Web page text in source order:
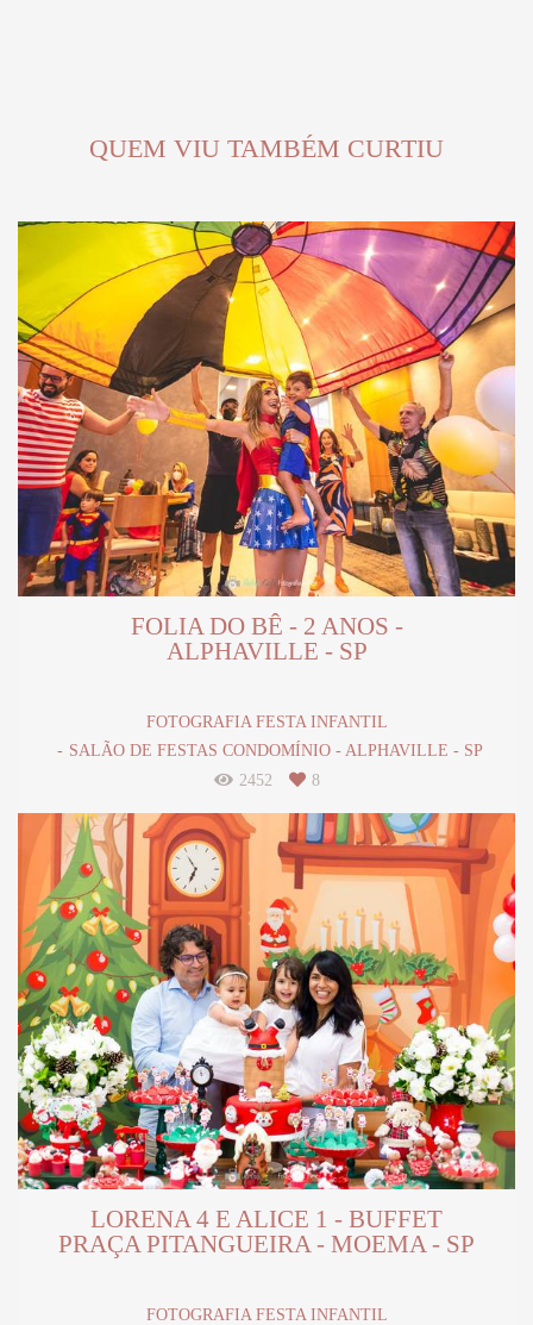
QUEM VIU TAMBÉM CURTIU
FOLIA DO BÊ - 2 ANOS -
ALPHAVILLE - SP
FOTOGRAFIA FESTA INFANTIL
SALÃO DE FESTAS CONDOMÍNIO - ALPHAVILLE - SP
2452
8
LORENA 4 E ALICE 1 - BUFFET
PRAÇA PITANGUEIRA - MOEMA - SP
FOTOGRAFIA FESTA INFANTIL